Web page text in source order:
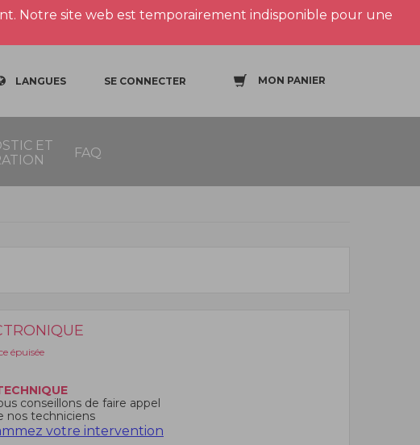
Notre site web est temporairement indisponible pour une
LANGUES SE CONNECTER MON PANIER
ET
FAQ
épuisée
conseillons de faire appel
nos techniciens
votre intervention